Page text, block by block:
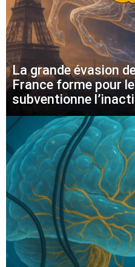
La grande évasion
France forme pour
subventionne